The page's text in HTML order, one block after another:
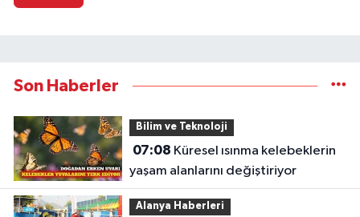
Son Haberler
Bilim ve Teknoloji
07:08
yaşam alanlarını değiştiriyor
Alanya Haberleri